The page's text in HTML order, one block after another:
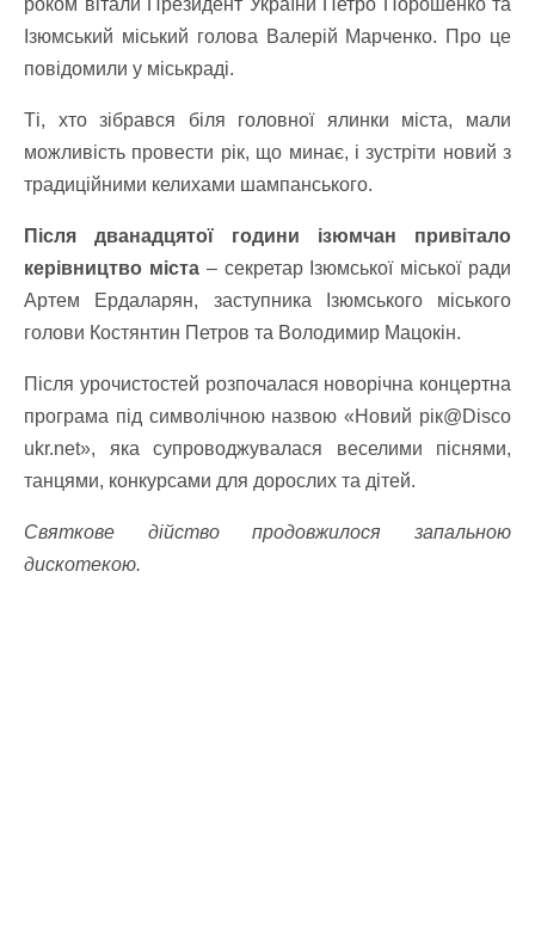
роком вітали Президент України Петро Порошенко та
Ізюмський міський голова Валерій Марченко. Про це
повідомили у міськраді.
Ті, хто зібрався біля головної ялинки міста, мали
можливість провести рік, що минає, і зустріти новий з
традиційними келихами шампанського.
Після дванадцятої години ізюмчан привітало
керівництво міста– секретар Ізюмської міської ради
Артем Ердаларян, заступника Ізюмського міського
голови Костянтин Петров та Володимир Мацокін.
Після урочистостей розпочалася новорічна концертна
програма під символічною назвою «Новий рік@Disco
ukr.net», яка супроводжувалася веселими піснями,
танцями, конкурсами для дорослих та дітей.
Святкове дійство продовжилося запальною
дискотекою.